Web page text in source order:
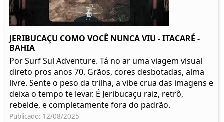
JERIBUCAÇU COMO VOCÊ NUNCA VIU - ITACARÉ -
BAHIA
Por Surf Sul Adventure. Tá no ar uma viagem visual
direto pros anos 70. Grãos, cores desbotadas, alma
livre. Sente o peso da trilha, a vibe crua das imagens e
deixa o tempo te levar. É Jeribucaçu raiz, retrô,
rebelde, e completamente fora do padrão.
Publicado: 12/08/2025